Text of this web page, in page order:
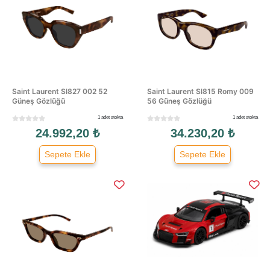
Saint Laurent Sl827 002 52
Güneş Gözlüğü
1 adet stokta
24.992,20 ₺
Sepete Ekle
Saint Laurent Sl815 Romy 009
56 Güneş Gözlüğü
1 adet stokta
34.230,20 ₺
Sepete Ekle